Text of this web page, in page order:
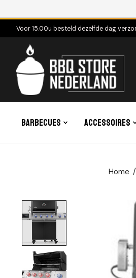
Voor 15.00u besteld dezelfde dag
Barbecues Accessoires
Home /
Product